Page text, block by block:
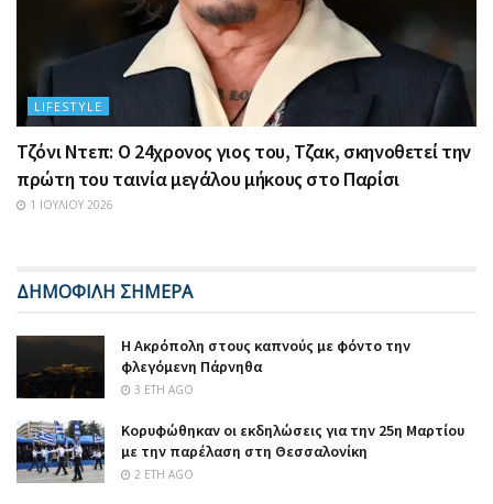
LIFESTYLE
Τζόνι Ντεπ: Ο 24χρονος γιος του, Τζακ, σκηνοθετεί την
πρώτη του ταινία μεγάλου μήκους στο Παρίσι
1 ΙΟΥΛΊΟΥ 2026
ΔΗΜΟΦΙΛΗ ΣΗΜΕΡΑ
Η Ακρόπολη στους καπνούς με φόντο την
φλεγόμενη Πάρνηθα
3 ΈΤΗ AGO
Κορυφώθηκαν οι εκδηλώσεις για την 25η Μαρτίου
με την παρέλαση στη Θεσσαλονίκη
2 ΈΤΗ AGO